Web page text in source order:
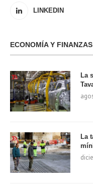
LINKEDIN
ECONOMÍA Y FINANZAS
La
La